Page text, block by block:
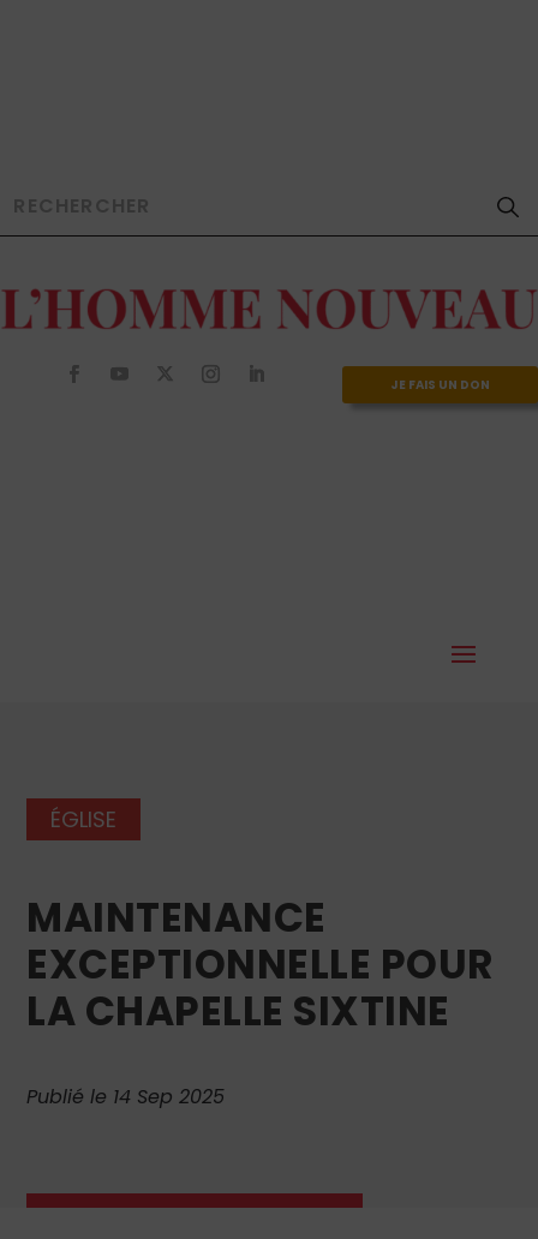
JE FAIS UN DON
ÉGLISE
MAINTENANCE
EXCEPTIONNELLE POUR
LA CHAPELLE SIXTINE
Publié le 14 Sep 2025